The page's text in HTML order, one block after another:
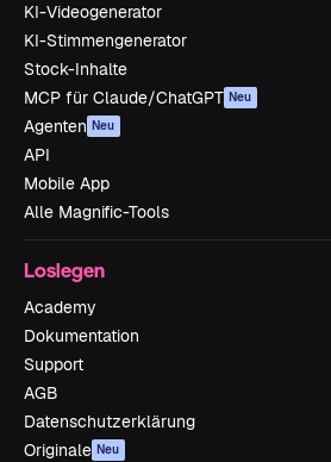
KI-Videogenerator
KI-Stimmengenerator
Stock-Inhalte
MCP für Claude/ChatGPT Neu
Agenten Neu
API
Mobile App
Alle Magnific-Tools
Loslegen
Academy
Dokumentation
Support
AGB
Datenschutzerklärung
Originale Neu